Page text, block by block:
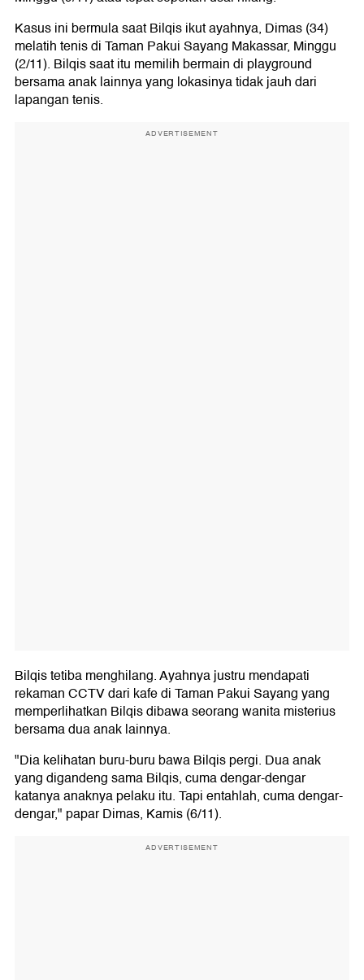
Kasus ini bermula saat Bilqis ikut ayahnya, Dimas (34)
melatih tenis di Taman Pakui Sayang Makassar, Minggu
(2/11). Bilqis saat itu memilih bermain di playground
bersama anak lainnya yang lokasinya tidak jauh dari
lapangan tenis.
ADVERTISEMENT
Bilqis tetiba menghilang. Ayahnya justru mendapati
rekaman CCTV dari kafe di Taman Pakui Sayang yang
memperlihatkan Bilqis dibawa seorang wanita misterius
bersama dua anak lainnya.
"Dia kelihatan buru-buru bawa Bilqis pergi. Dua anak
yang digandeng sama Bilqis, cuma dengar-dengar
katanya anaknya pelaku itu. Tapi entahlah, cuma dengar-
dengar," papar Dimas, Kamis (6/11).
ADVERTISEMENT